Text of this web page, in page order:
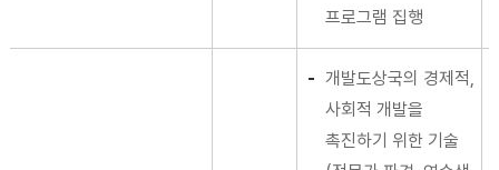
프로그램 집행
개발도상국의 경제적,
사회적 개발을
촉진하기 위한 기술